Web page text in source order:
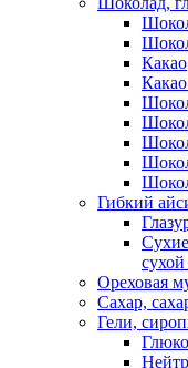
Какао
Гибкий
Ореховая
Сахар,
Гели,